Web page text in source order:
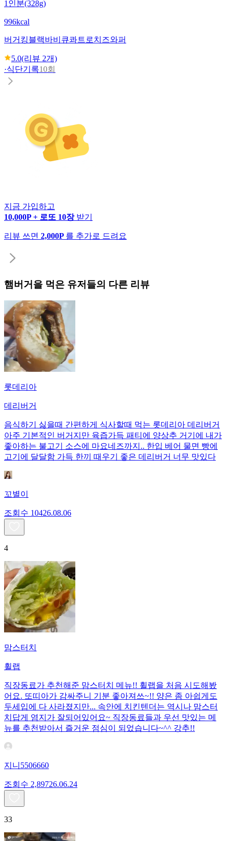
1인분(328g)
996kcal
버거킹블랙바비큐콰트로치즈와퍼
5.0(리뷰 2개)
·식단기록10회
지금 가입하고
10,000P + 로또 10장 받기
리뷰 쓰면 2,000P 를 추가로 드려요
햄버거 을 먹은 유저들의 다른 리뷰
롯데리아
데리버거
음식하기 싫을때 간편하게 식사할때 먹는 롯데리아 데리버거
아주 기본적인 버거지만 육즙가득 패티에 양상추 거기에 내가
좋아하는 불고기 소스에 마요네즈까지.. 한입 베어 물면 빵에
고기에 달달함 가득 한끼 때우기 좋은 데리버거 너무 맛있다
꼬별이
조회수 10426.08.06
4
맘스터치
휠랩
직장동료가 추천해준 맘스터치 메뉴!! 휠랩을 처음 시도해봤
어요. 또띠아가 감싸주니 기분 좋아져쓰~!! 양은 좀 아쉽게도
두세입에 다 사라졌지만... 속안에 치킨텐더는 역시나 맘스터
치답게 염지가 잘되어있어요~ 직장동료들과 우선 맛있는 메
뉴를 추천받아서 즐거운 점심이 되었습니다~^^ 강추!!
지니5506660
조회수 2,89726.06.24
33